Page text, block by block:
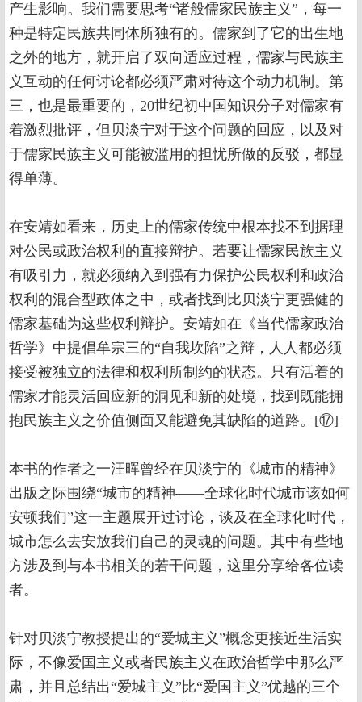
产生影响。我们需要思考“诸般儒家民族主义”，每一
种是特定民族共同体所独有的。儒家到了它的出生地
之外的地方，就开启了双向适应过程，儒家与民族主
义互动的任何讨论都必须严肃对待这个动力机制。第
三，也是最重要的，20世纪初中国知识分子对儒家有
着激烈批评，但贝淡宁对于这个问题的回应，以及对
于儒家民族主义可能被滥用的担忧所做的反驳，都显
得单薄。
在安靖如看来，历史上的儒家传统中根本找不到据理
对公民或政治权利的直接辩护。若要让儒家民族主义
有吸引力，就必须纳入到强有力保护公民权利和政治
权利的混合型政体之中，或者找到比贝淡宁更强健的
儒家基础为这些权利辩护。安靖如在《当代儒家政治
哲学》中提倡牟宗三的“自我坎陷”之辩，人人都必须
接受被独立的法律和权利所制约的状态。只有活着的
儒家才能灵活回应新的洞见和新的处境，找到既能拥
抱民族主义之价值侧面又能避免其缺陷的道路。[⑰]
本书的作者之一汪晖曾经在贝淡宁的《城市的精神》
出版之际围绕“城市的精神——全球化时代城市该如何
安顿我们”这一主题展开过讨论，谈及在全球化时代，
城市怎么去安放我们自己的灵魂的问题。其中有些地
方涉及到与本书相关的若干问题，这里分享给各位读
者。
针对贝淡宁教授提出的“爱城主义”概念更接近生活实
际，不像爱国主义或者民族主义在政治哲学中那么严
肃，并且总结出“爱城主义”比“爱国主义”优越的三个